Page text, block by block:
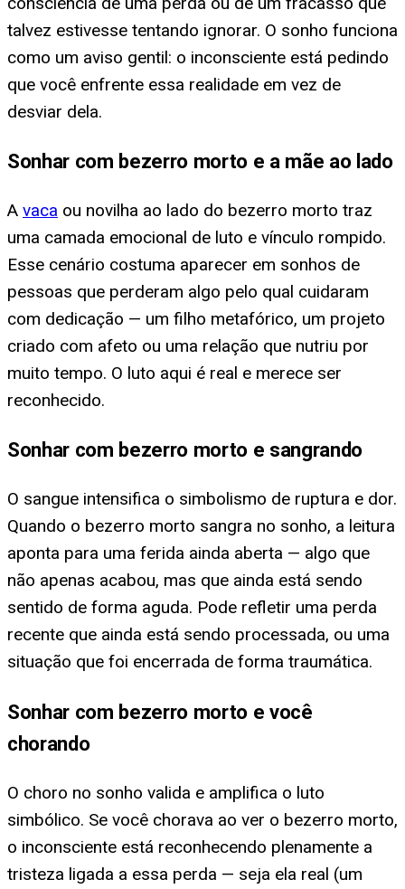
talvez estivesse tentando ignorar. O sonho funciona
como um aviso gentil: o inconsciente está pedindo
que você enfrente essa realidade em vez de
desviar dela.
Sonhar com bezerro morto e a mãe ao lado
A vaca ou novilha ao lado do bezerro morto traz
uma camada emocional de luto e vínculo rompido.
Esse cenário costuma aparecer em sonhos de
pessoas que perderam algo pelo qual cuidaram
com dedicação — um filho metafórico, um projeto
criado com afeto ou uma relação que nutriu por
muito tempo. O luto aqui é real e merece ser
reconhecido.
Sonhar com bezerro morto e sangrando
O sangue intensifica o simbolismo de ruptura e dor.
Quando o bezerro morto sangra no sonho, a leitura
aponta para uma ferida ainda aberta — algo que
não apenas acabou, mas que ainda está sendo
sentido de forma aguda. Pode refletir uma perda
recente que ainda está sendo processada, ou uma
situação que foi encerrada de forma traumática.
Sonhar com bezerro morto e você
chorando
O choro no sonho valida e amplifica o luto
simbólico. Se você chorava ao ver o bezerro morto,
o inconsciente está reconhecendo plenamente a
tristeza ligada a essa perda — seja ela real (um